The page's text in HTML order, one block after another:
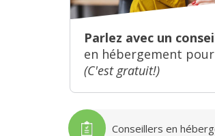
Parlez avec un
en hébergement
(C'est gratuit!)
Conseillers en